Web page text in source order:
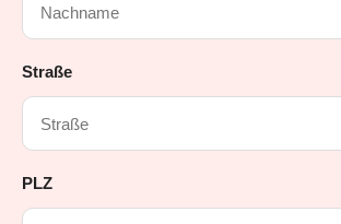
Straße
PLZ